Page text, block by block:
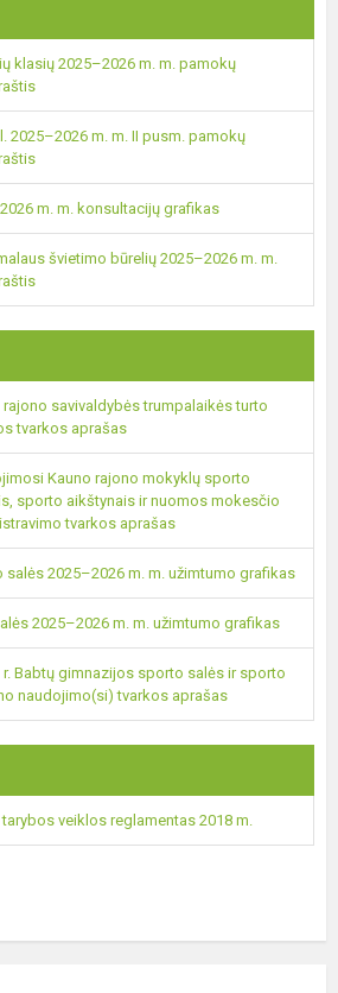
klasių 2025–2026 m. m. pamokų
2025–2026 m. m. II pusm. pamokų
m. m. konsultacijų grafikas
švietimo būrelių 2025–2026 m. m.
rajono savivaldybės trumpalaikės turto
tvarkos aprašas
Kauno rajono mokyklų sporto
sporto aikštynais ir nuomos mokesčio
tvarkos aprašas
salės 2025–2026 m. m. užimtumo grafikas
2025–2026 m. m. užimtumo grafikas
r. Babtų gimnazijos sporto salės ir sporto
naudojimo(si) tvarkos aprašas
veiklos reglamentas 2018 m.